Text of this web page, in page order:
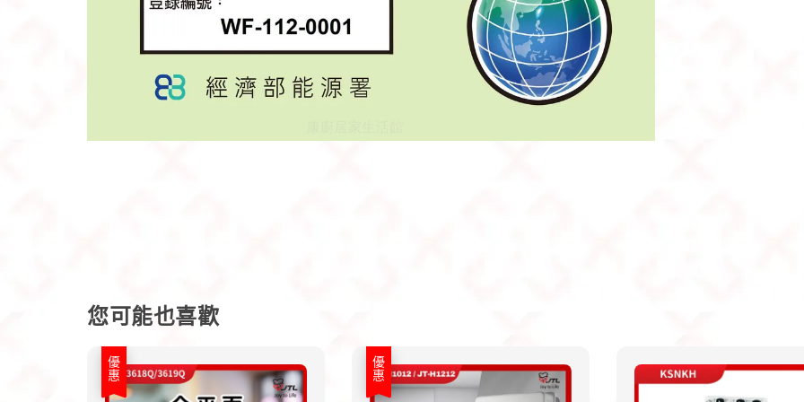
您可能也喜歡
優惠 優惠